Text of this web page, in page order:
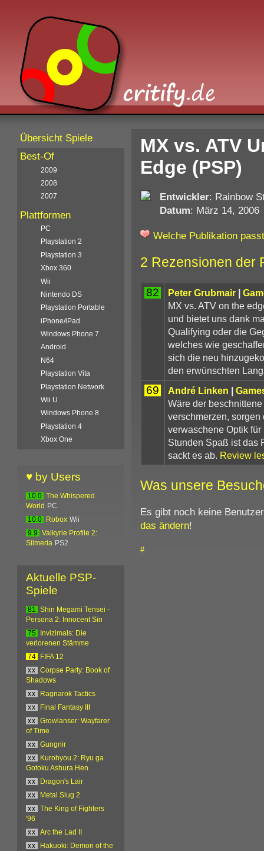
MX vs. ATV
Edge (PSP)
Entwickler: Rainbow
Datum: März 14, 2006
Welche Publikation
2 Rezensionen der
82 Peter Grubmair|
MX vs. ATV on the
und bietet uns dank
Qualifying oder die
welches wie
sich die neu
den erwünschten
69 André Linken |
Wäre der
verschmerzen,
verwaschene Optik
Stunden Spaß ist das
sackt es ab. Review
Was unsere
Es gibt noch keine
das ändern!
#
Übersicht Spiele
Best-Of
2009
2008
2007
Plattformen
PC
Playstation 2
Playstation 3
Xbox 360
Wii
Nintendo DS
Playstation Portable
iPhone/iPad
Windows Phone 7
Android
N64
Playstation Vita
Playstation Network
Wii U
Windows Phone 8
Playstation 4
Xbox One
♥ by Users
10.0
The Whispered
World
PC
10.0
Robox Wii
9.9
Valkyrie Profile 2:
Silmeria PS2
Aktuelle PSP-
Spiele
81
Shin Megami Tensei -
Persona 2: Innocent Sin
75
Invizimals: Die
verlorenen Stämme
74
FIFA 12
xx
Corpse Party: Book of
Shadows
xx
Ragnarok Tactics
xx
Final Fantasy III
xx
Growlanser: Wayfarer
of Time
xx
Gungnir
xx
Kurohyou 2: Ryu ga
Gotoku Ashura Hen
xx
Dragon's Lair
xx
Metal Slug 2
xx
The King of Fighters
'96
xx
Arc the Lad II
xx
Hakuoki: Demon of the